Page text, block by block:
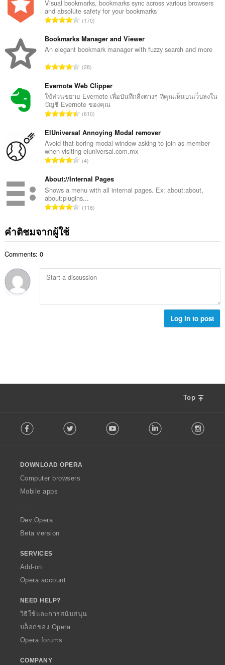
Visual bookmarks, bookmarks sync across various browsers
and absolute safety for your bookmarks
จำ
ว
น
ะ
น
น
ร
ว
ม
ทั้
ง
ห
ด
:
170
Bookmarks Manager and Viewer
An elegant bookmark manager with fuzzy search and more
จำ
ว
น
ค
ะ
น
น
ร
ว
ม
ทั้
ง
ห
28
Evernote Web Clipper
ใช้ส่วนขยาย Evernote เพื่อบันทึกสิ่งต่างๆ ที่คุณเห็นบนเว็บลงใน
บัญชี Evernote ของคุณ
จำ
ว
น
ค
ะ
น
น
ร
ว
ง
ด
610
ElUniversal Annoying Modal remover
Avoid that boring modal window asking to join as member
when visiting eluniversal.com.mx
จำ
ว
น
ค
ะ
น
ม
ทั้
4
About://Internal Pages
Shows a menu with all internal pages. Ex: about:about,
about:plugins...
จำ
แ
น
ว
118
คำติชมจากผู้ใช้
Comments: 0
Log in to post
Top
o
w
O
p
a
Facebook Twitter Youtube LinkedIn
DOWNLOAD OPERA
Computer browsers
Mobile apps
Dev.Opera
Beta version
SERVICES
Add-on
Opera account
NEED HELP?
วิธีใช้และการสนับสนุน
บล็อกของ Opera
Opera forums
COMPANY